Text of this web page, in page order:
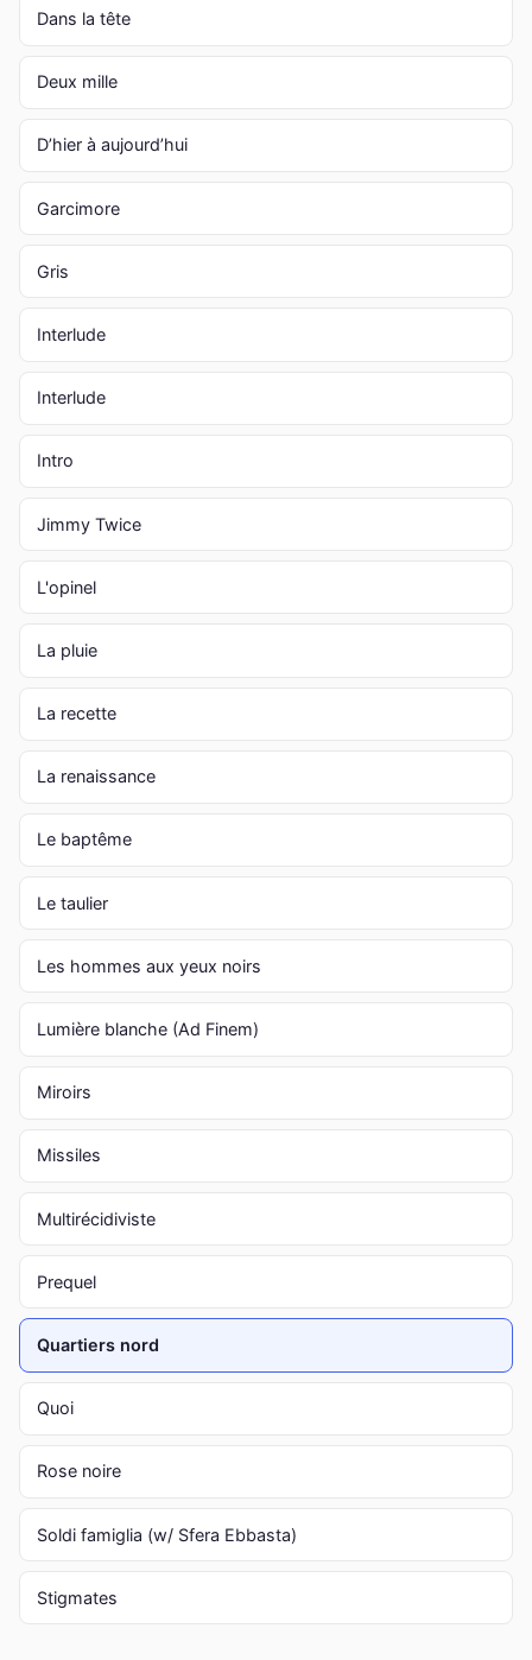
Dans la tête
Deux mille
D’hier à aujourd’hui
Garcimore
Gris
Interlude
Interlude
Intro
Jimmy Twice
L'opinel
La pluie
La recette
La renaissance
Le baptême
Le taulier
Les hommes aux yeux noirs
Lumière blanche (Ad Finem)
Miroirs
Missiles
Multirécidiviste
Prequel
Quartiers nord
Quoi
Rose noire
Soldi famiglia (w/ Sfera Ebbasta)
Stigmates